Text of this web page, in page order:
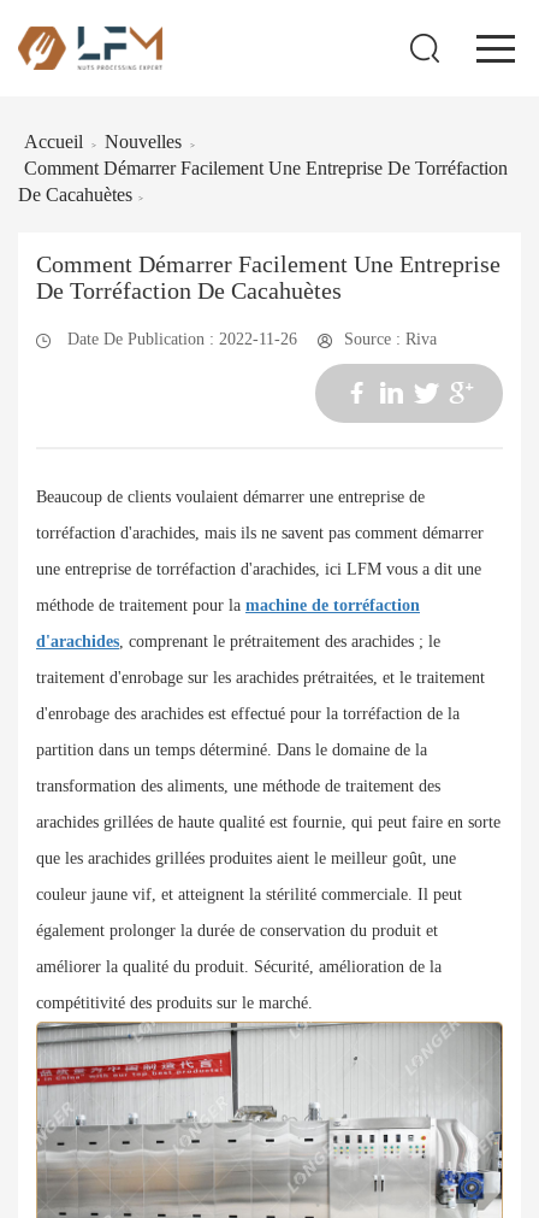
Accueil > Nouvelles >
Comment Démarrer Facilement Une Entreprise De Torréfaction
De Cacahuètes
>
Comment Démarrer Facilement Une Entreprise
De Torréfaction De Cacahuètes
Date De Publication : 2022-11-26 Source : Riva
Beaucoup de clients voulaient démarrer une entreprise de
torréfaction d'arachides, mais ils ne savent pas comment démarrer
une entreprise de torréfaction d'arachides, ici LFM vous a dit une
méthode de traitement pour la machine de torréfaction
d'arachides, comprenant le prétraitement des arachides ; le
traitement d'enrobage sur les arachides prétraitées, et le traitement
d'enrobage des arachides est effectué pour la torréfaction de la
partition dans un temps déterminé. Dans le domaine de la
transformation des aliments, une méthode de traitement des
arachides grillées de haute qualité est fournie, qui peut faire en sorte
que les arachides grillées produites aient le meilleur goût, une
couleur jaune vif, et atteignent la stérilité commerciale. Il peut
également prolonger la durée de conservation du produit et
améliorer la qualité du produit. Sécurité, amélioration de la
compétitivité des produits sur le marché.